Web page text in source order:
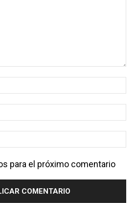
para el próximo comentario